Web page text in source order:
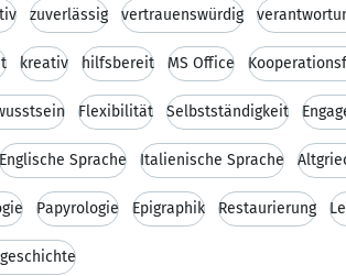
zuverlässig vertrauenswürdig
kreativ hilfsbereit MS Office
Flexibilität Selbstständigkeit
Englische Sprache Italienische Sprache
Papyrologie Epigraphik Restaurierung